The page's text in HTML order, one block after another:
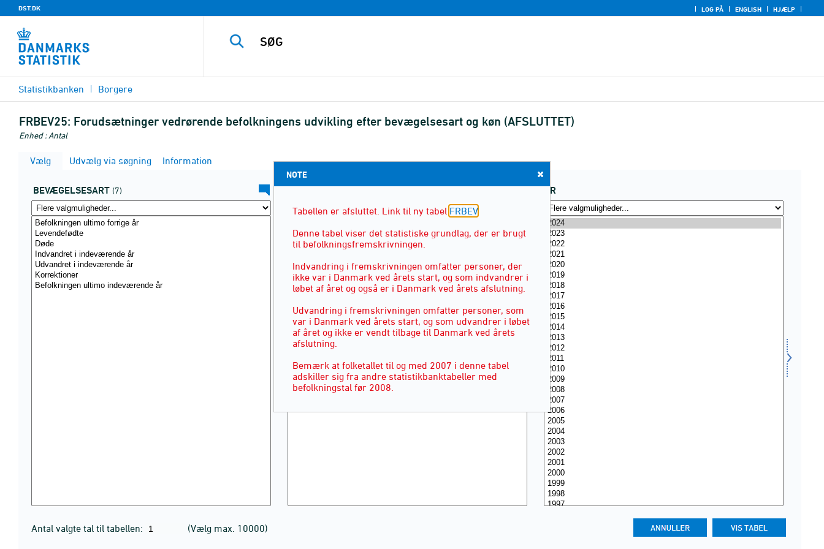
DST.DK LOG PÅ ENGLISH HJÆLP
Statistikbanken Borgere
FRBEV25: Forudsætninger vedrørende befolkningens udvikling efter bevægelsesart og køn (AFSLUTTET)
Enhed : Antal
Vælg Udvælg via søgning Information
BEVÆGELSESART (7) KØN ÅR
Antal valgte tal til tabellen: (Vælg max. 10000)
NOTE
Tabellen er afsluttet. Link til ny tabel FRBEV
Denne tabel viser det statistiske grundlag, der er brugt
til befolkningsfremskrivningen.
Indvandring i fremskrivningen omfatter personer, der
ikke var i Danmark ved årets start, og som indvandrer i
løbet af året og også er i Danmark ved årets afslutning.
Udvandring i fremskrivningen omfatter personer, som
var i Danmark ved årets start, og som udvandrer i løbet
af året og ikke er vendt tilbage til Danmark ved årets
afslutning.
Bemærk at folketallet til og med 2007 i denne tabel
adskiller sig fra andre statistikbanktabeller med
befolkningstal før 2008.